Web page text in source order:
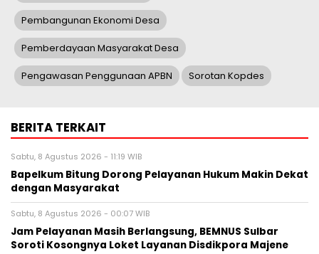
Pembangunan Ekonomi Desa
Pemberdayaan Masyarakat Desa
Pengawasan Penggunaan APBN Sorotan Kopdes
BERITA TERKAIT
Sabtu, 8 Agustus 2026 - 11:19 WIB
Bapelkum Bitung Dorong Pelayanan Hukum Makin Dekat
dengan Masyarakat
Sabtu, 8 Agustus 2026 - 00:07 WIB
Jam Pelayanan Masih Berlangsung, BEMNUS Sulbar
Soroti Kosongnya Loket Layanan Disdikpora Majene